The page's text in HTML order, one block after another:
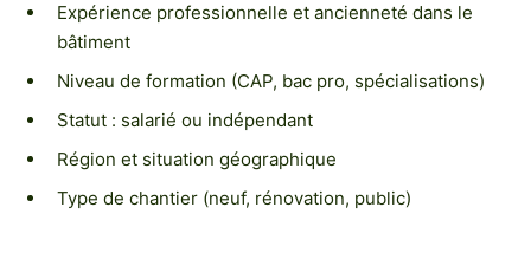
Expérience professionnelle et ancienneté dans le
bâtiment
Niveau de formation (CAP, bac pro, spécialisations)
Statut : salarié ou indépendant
Région et situation géographique
Type de chantier (neuf, rénovation, public)